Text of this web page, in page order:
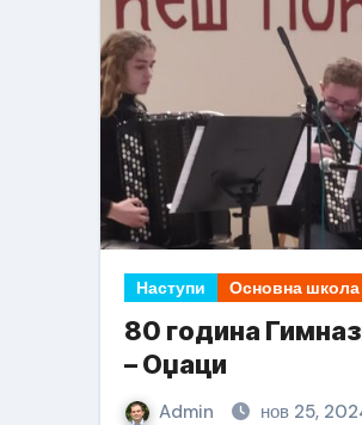
Наступи Основна школа
80 година
– Оџаци
Admin нов 25,